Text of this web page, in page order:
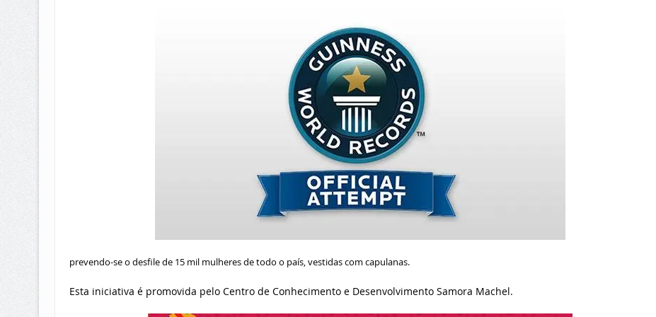
prevendo-se o desfile de 15 mil mulheres de todo o país, vestidas com capulanas.
Esta iniciativa é promovida pelo Centro de Conhecimento e Desenvolvimento Samora Machel.